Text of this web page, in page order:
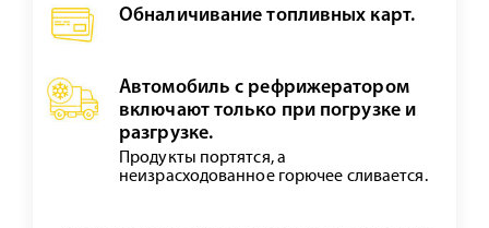
Обналичивание топливных карт.
Автомобиль с рефрижератором
включают только при погрузке и
разгрузке.
Продукты портятся, а
неизрасходованное горючее сливается.